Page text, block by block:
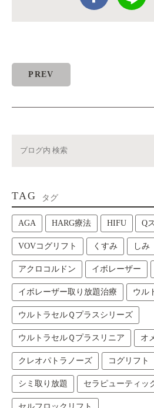
PREV
TAG タグ
AGA HARG療法 HIFU Q
VOVコグリフト くすみ しみ
アクロコルドン イボレーザー
イボレーザー取り放題治療 ウル
ウルトラセルＱプラスシリーズ
ウルトラセルＱプラスリニア オ
クレオパトラノーズ コグリフト
シミ取り放題 セラピューティッ